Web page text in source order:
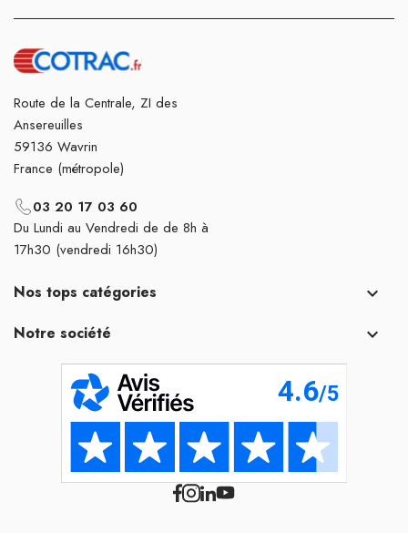
Route de la Centrale, ZI des
Ansereuilles
59136 Wavrin
France (métropole)
03 20 17 03 60
Du Lundi au Vendredi de de 8h à
17h30 (vendredi 16h30)
Nos tops catégories 
Notre société 